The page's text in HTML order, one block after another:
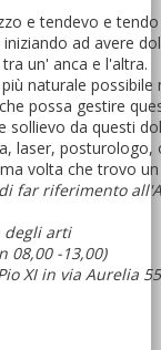
e tendevo e
ad avere
un' anca e l'altra.
naturale
possa gestire
sollievo da questi
laser, posturologo,
volta che trovo
far riferimento
degli arti
08,00 -13,00)
XI in via Aurelia